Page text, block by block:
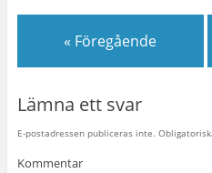
« Föregående
Lämna ett svar
E-postadressen publiceras inte.
Kommentar